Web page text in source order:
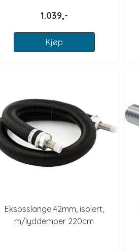
1.039,-
Kjøp
Eksosslange 42mm, isolert,
m/lyddemper 220cm